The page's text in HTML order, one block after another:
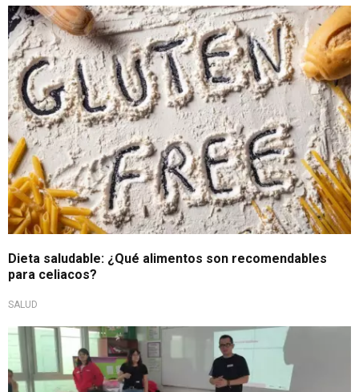
Bienestar y salud
Dieta saludable: ¿Qué alimentos son recomendables
para celiacos?
SALUD
Iniciativa solidaria